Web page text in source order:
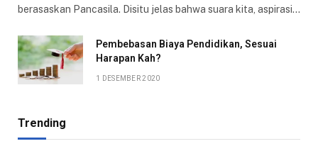
berasaskan Pancasila. Disitu jelas bahwa suara kita, aspirasi…
Pembebasan Biaya Pendidikan, Sesuai
Harapan Kah?
1 DESEMBER 2020
Trending